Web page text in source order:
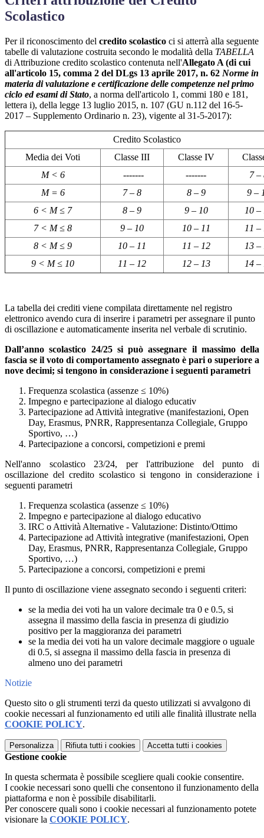
Scolastico
Per il riconoscimento del credito scolastico ci si atterrà alla seguente
tabelle di valutazione costruita secondo le modalità della TABELLA
di Attribuzione credito scolastico contenuta nell'Allegato A (di cui
all'articolo 15, comma 2 del DLgs 13 aprile 2017, n. 62 Norme in
materia di valutazione e certificazione delle competenze nel primo
ciclo ed esami di Stato, a norma dell'articolo 1, commi 180 e 181,
lettera i), della legge 13 luglio 2015, n. 107 (GU n.112 del 16-5-
2017 – Supplemento Ordinario n. 23), vigente al 31-5-2017):
Credito Scolastico
Media dei Voti
Classe III Classe IV
M < 6
------- -------
7 –
M = 6
7 – 8 8 – 9
9 –
6 < M ≤ 7
8 – 9 9 – 10
10 –
7 < M ≤ 8
9 – 10 10 – 11
11 –
8 < M ≤ 9
10 – 11 11 – 12
13 –
9 < M ≤ 10
11 – 12 12 – 13 14 –
La tabella dei crediti viene compilata direttamente nel registro
elettronico avendo cura di inserire i parametri per assegnare il punto
di oscillazione e automaticamente inserita nel verbale di scrutinio.
Dall’anno scolastico 24/25 si può assegnare il massimo della
fascia se il voto di comportamento assegnato è pari o superiore a
nove decimi; si tengono in considerazione i seguenti parametri
Frequenza scolastica (assenze ≤ 10%)
Impegno e partecipazione al dialogo educativ
Partecipazione ad Attività integrative (manifestazioni, Open
Day, Erasmus, PNRR, Rappresentanza Collegiale, Gruppo
Sportivo, …)
Partecipazione a concorsi, competizioni e premi
Nell'anno scolastico 23/24, per l'attribuzione del punto di
oscillazione del credito scolastico si tengono in considerazione i
seguenti parametri
Frequenza scolastica (assenze ≤ 10%)
Impegno e partecipazione al dialogo educativo
IRC o Attività Alternative - Valutazione: Distinto/Ottimo
Partecipazione ad Attività integrative (manifestazioni, Open
Day, Erasmus, PNRR, Rappresentanza Collegiale, Gruppo
Sportivo, …)
Partecipazione a concorsi, competizioni e premi
Il punto di oscillazione viene assegnato secondo i seguenti criteri:
se la media dei voti ha un valore decimale tra 0 e 0.5, si
assegna il massimo della fascia in presenza di giudizio
positivo per la maggioranza dei parametri
se la media dei voti ha un valore decimale maggiore o uguale
di 0.5, si assegna il massimo della fascia in presenza di
almeno uno dei parametri
Notizie
Questo sito o gli strumenti terzi da questo utilizzati si avvalgono di
cookie necessari al funzionamento ed utili alle finalità illustrate nella
COOKIE POLICY.
Personalizza Rifiuta tutti i cookies Accetta tutti i cookies
Gestione cookie
In questa schermata è possibile scegliere quali cookie consentire.
I cookie necessari sono quelli che consentono il funzionamento della
piattaforma e non è possibile disabilitarli.
Per conoscere quali sono i cookie necessari al funzionamento potete
visionare la COOKIE POLICY.